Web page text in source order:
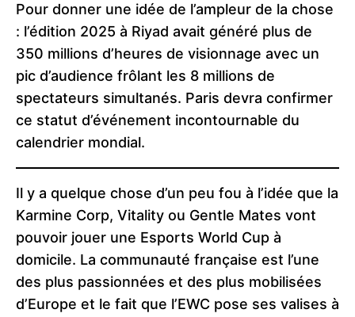
Pour donner une idée de l’ampleur de la chose
: l’édition 2025 à Riyad avait généré plus de
350 millions d’heures de visionnage avec un
pic d’audience frôlant les 8 millions de
spectateurs simultanés. Paris devra confirmer
ce statut d’événement incontournable du
calendrier mondial.
Il y a quelque chose d’un peu fou à l’idée que la
Karmine Corp, Vitality ou Gentle Mates vont
pouvoir jouer une Esports World Cup à
domicile. La communauté française est l’une
des plus passionnées et des plus mobilisées
d’Europe et le fait que l’EWC pose ses valises à